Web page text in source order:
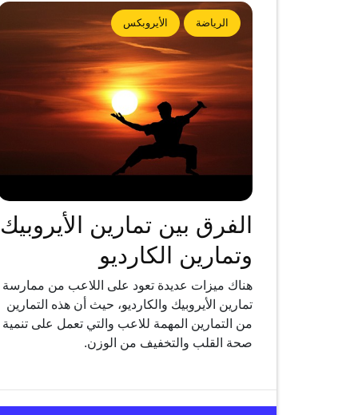
الرياضة الأيروبكس
الفرق بين تمارين الأيروبيك
وتمارين الكارديو
هناك ميزات عديدة تعود على اللاعب من ممارسة
تمارين الأيروبيك والكارديو، حيث أن هذه التمارين
من التمارين المهمة للاعب والتي تعمل على تنمية
صحة القلب والتخفيف من الوزن.